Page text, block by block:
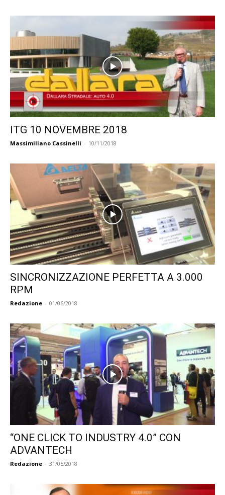
ITG 10 NOVEMBRE 2018
Massimiliano Cassinelli - 10/11/2018
SINCRONIZZAZIONE PERFETTA A 3.000
RPM
Redazione - 01/06/2018
“ONE CLICK TO INDUSTRY 4.0” CON
ADVANTECH
Redazione - 31/05/2018